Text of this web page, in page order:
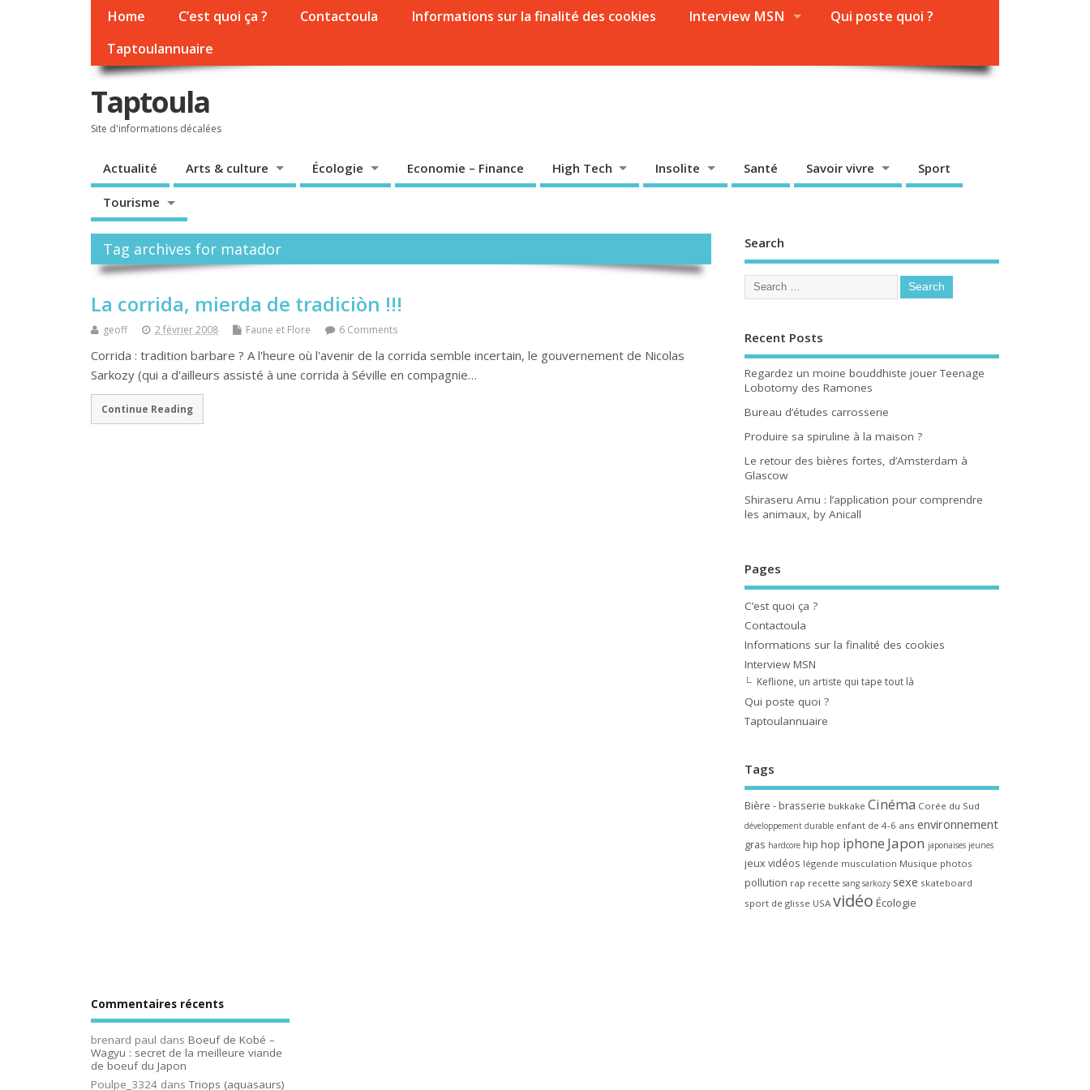
Home C’est quoi ça ? Contactoula Informations sur la finalité des cookies Interview MSN
Qui poste quoi ?
Taptoulannuaire
Taptoula
Site d'informations décalées
Actualité Arts & culture Écologie Economie – Finance High Tech Insolite Santé Savoir vivre Sport
Tourisme
Tag archives for matador
La corrida, mierda de tradiciòn !!!
geoff 2 février 2008 Faune et Flore 6 Comments
Corrida : tradition barbare ? A l'heure où l'avenir de la corrida semble incertain, le gouvernement de Nicolas
Sarkozy (qui a d'ailleurs assisté à une corrida à Séville en compagnie…
Continue Reading
Search
Recent Posts
Regardez un moine bouddhiste jouer Teenage
Lobotomy des Ramones
Bureau d’études carrosserie
Produire sa spiruline à la maison ?
Le retour des bières fortes, d’Amsterdam à
Glascow
Shiraseru Amu : l’application pour comprendre
les animaux, by Anicall
Pages
C’est quoi ça ?
Contactoula
Informations sur la finalité des cookies
Interview MSN
Keflione, un artiste qui tape tout là
Qui poste quoi ?
Taptoulannuaire
Tags
Bière - brasserie bukkake Cinéma Corée du Sud
développement durable enfant de 4-6 ans environnement
gras hardcore hip hop iphone Japon japonaises jeunes
jeux vidéos légende musculation Musique photos
pollution rap recette sang sarkozy sexe skateboard
sport de glisse USA vidéo Écologie
Commentaires récents
brenard paul dans Boeuf de Kobé –
Wagyu : secret de la meilleure viande
de boeuf du Japon
Poulpe_3324 dansTriops (aquasaurs)